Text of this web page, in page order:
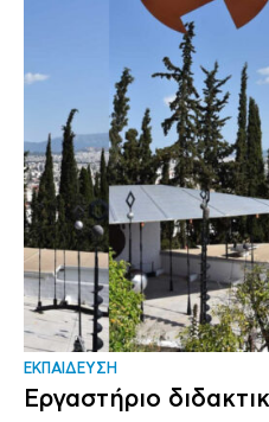
ΕΚΠΑΙΔΕΥΣΗ
Εργαστήριο